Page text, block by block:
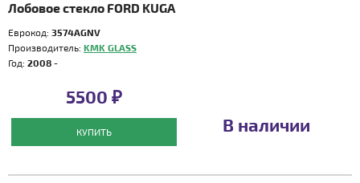
Лобовое стекло FORD KUGA
Еврокод: 3574AGNV
Производитель: KMK GLASS
Год: 2008 -
5500 ₽
КУПИТЬ В наличии